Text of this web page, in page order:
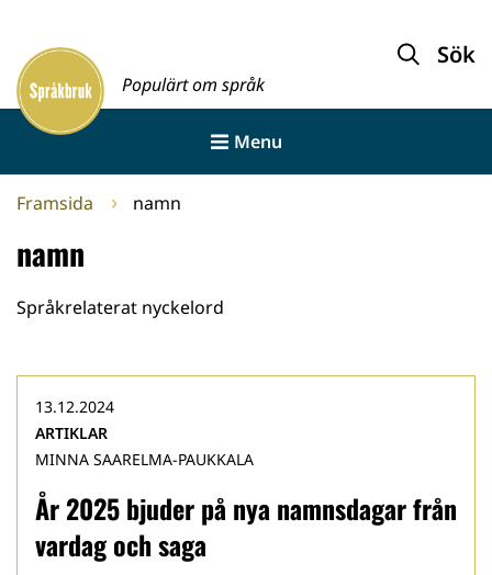
innehållet
Framsida
Populärt om språk
Sök
Menu
Framsida namn
namn
Språkrelaterat nyckelord
År 2025 bjuder på nya namnsdagar från
vardag och saga
13.12.2024
ARTIKLAR
MINNA SAARELMA-PAUKKALA